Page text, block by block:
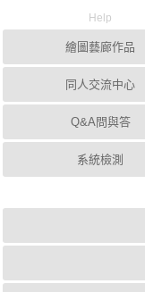
Help
繪圖藝廊作品
同人交流中心
Q&A問與答
系統檢測